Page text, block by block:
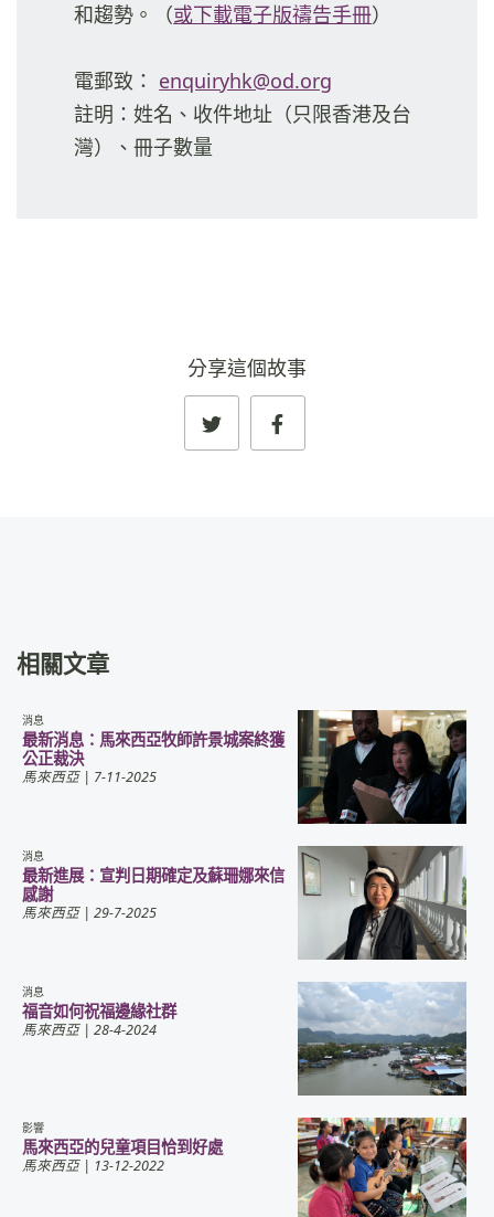
和趨勢。（或下載電子版禱告手冊）
電郵致： enquiryhk@od.org
註明：姓名、收件地址（只限香港及台
灣）、冊子數量
分享這個故事
相關文章
消息
最新消息：馬來西亞牧師許景城案終獲
公正裁決
馬來西亞| 7-11-2025
消息
最新進展：宣判日期確定及蘇珊娜來信
感謝
馬來西亞| 29-7-2025
消息
福音如何祝福邊緣社群
馬來西亞| 28-4-2024
影響
馬來西亞的兒童項目恰到好處
馬來西亞| 13-12-2022